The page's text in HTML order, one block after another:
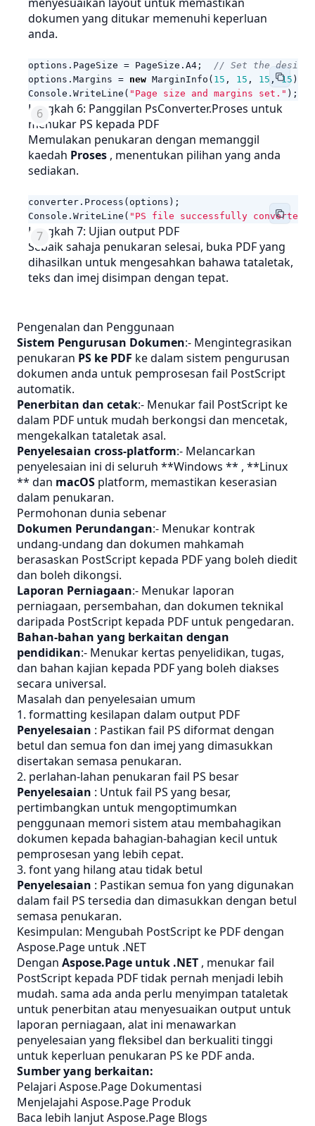
dokumen yang ditukar memenuhi keperluan
anda.
options . PageSize = PageSize . A4 ;
// Set the
options . Margins = new MarginInfo ( 15 , 15 , 15 , 15 );
Console . WriteLine ( "Page size and margins set." );
Langkah 6: Panggilan PsConverter.Proses untuk
menukar PS kepada PDF
Memulakan penukaran dengan memanggil
kaedah Proses , menentukan pilihan yang anda
sediakan.
converter . Process ( options );
Console . WriteLine ( "PS file successfully converted
Langkah 7: Ujian output PDF
Sebaik sahaja penukaran selesai, buka PDF yang
dihasilkan untuk mengesahkan bahawa tataletak,
teks dan imej disimpan dengan tepat.
Pengenalan dan Penggunaan
Sistem Pengurusan Dokumen:- Mengintegrasikan
penukaran PS ke PDF ke dalam sistem pengurusan
dokumen anda untuk pemprosesan fail PostScript
automatik.
Penerbitan dan cetak:- Menukar fail PostScript ke
dalam PDF untuk mudah berkongsi dan mencetak,
mengekalkan tataletak asal.
Penyelesaian cross-platform:- Melancarkan
penyelesaian ini di seluruh **Windows ** , **Linux
** dan macOS platform, memastikan keserasian
dalam penukaran.
Permohonan dunia sebenar
Dokumen Perundangan:- Menukar kontrak
undang-undang dan dokumen mahkamah
berasaskan PostScript kepada PDF yang boleh diedit
dan boleh dikongsi.
Laporan Perniagaan:- Menukar laporan
perniagaan, persembahan, dan dokumen teknikal
daripada PostScript kepada PDF untuk pengedaran.
Bahan-bahan yang berkaitan dengan
pendidikan:- Menukar kertas penyelidikan, tugas,
dan bahan kajian kepada PDF yang boleh diakses
secara universal.
Masalah dan penyelesaian umum
1. formatting kesilapan dalam output PDF
Penyelesaian : Pastikan fail PS diformat dengan
betul dan semua fon dan imej yang dimasukkan
disertakan semasa penukaran.
2. perlahan-lahan penukaran fail PS besar
Penyelesaian : Untuk fail PS yang besar,
pertimbangkan untuk mengoptimumkan
penggunaan memori sistem atau membahagikan
dokumen kepada bahagian-bahagian kecil untuk
pemprosesan yang lebih cepat.
3. font yang hilang atau tidak betul
Penyelesaian : Pastikan semua fon yang digunakan
dalam fail PS tersedia dan dimasukkan dengan betul
semasa penukaran.
Kesimpulan: Mengubah PostScript ke PDF dengan
Aspose.Page untuk .NET
Dengan Aspose.Page untuk .NET , menukar fail
PostScript kepada PDF tidak pernah menjadi lebih
mudah. sama ada anda perlu menyimpan tataletak
untuk penerbitan atau menyesuaikan output untuk
laporan perniagaan, alat ini menawarkan
penyelesaian yang fleksibel dan berkualiti tinggi
untuk keperluan penukaran PS ke PDF anda.
Sumber yang berkaitan:
Pelajari Aspose.Page Dokumentasi
Menjelajahi Aspose.Page Produk
Baca lebih lanjut Aspose.Page Blogs